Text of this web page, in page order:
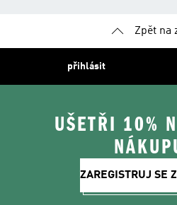
Zpět na
přihlásit
UŠETŘI 10%
ZAREGISTRUJ SE